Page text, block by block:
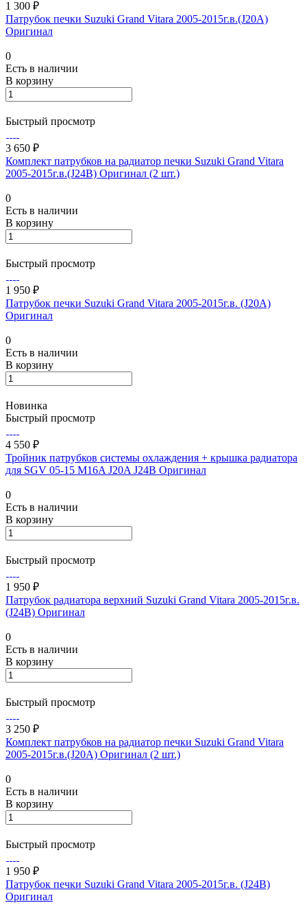
1 300 ₽
Патрубок печки Suzuki Grand Vitara 2005-2015г.в.(J20A)
Оригинал
0
Есть в наличии
В корзину
Быстрый просмотр
3 650 ₽
Комплект патрубков на радиатор печки Suzuki Grand Vitara
2005-2015г.в.(J24B) Оригинал (2 шт.)
0
Есть в наличии
В корзину
Быстрый просмотр
1 950 ₽
Патрубок печки Suzuki Grand Vitara 2005-2015г.в. (J20A)
Оригинал
0
Есть в наличии
В корзину
Новинка
Быстрый просмотр
4 550 ₽
Тройник патрубков системы охлаждения + крышка радиатора
для SGV 05-15 M16A J20A J24B Оригинал
0
Есть в наличии
В корзину
Быстрый просмотр
1 950 ₽
Патрубок радиатора верхний Suzuki Grand Vitara 2005-2015г.в.
(J24B) Оригинал
0
Есть в наличии
В корзину
Быстрый просмотр
3 250 ₽
Комплект патрубков на радиатор печки Suzuki Grand Vitara
2005-2015г.в.(J20A) Оригинал (2 шт.)
0
Есть в наличии
В корзину
Быстрый просмотр
1 950 ₽
Патрубок печки Suzuki Grand Vitara 2005-2015г.в. (J24B)
Оригинал